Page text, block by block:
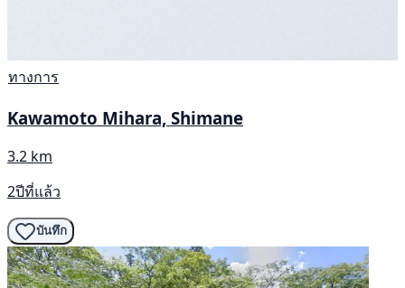
ทางการ
Kawamoto Mihara, Shimane
3.2 km
2ปีที่แล้ว
บันทึก